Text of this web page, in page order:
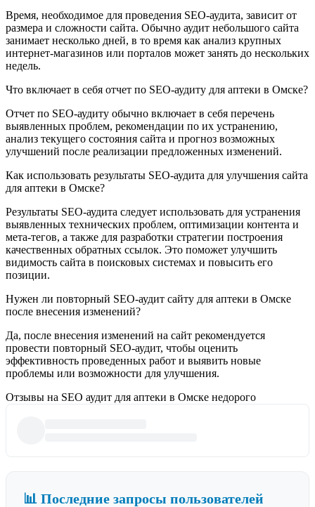
Время, необходимое для проведения SEO-аудита, зависит от
размера и сложности сайта. Обычно аудит небольшого сайта
занимает несколько дней, в то время как анализ крупных
интернет-магазинов или порталов может занять до нескольких
недель.
Что включает в себя отчет по SEO-аудиту для аптеки в Омске?
Отчет по SEO-аудиту обычно включает в себя перечень
выявленных проблем, рекомендации по их устранению,
анализ текущего состояния сайта и прогноз возможных
улучшений после реализации предложенных изменений.
Как использовать результаты SEO-аудита для улучшения сайта
для аптеки в Омске?
Результаты SEO-аудита следует использовать для устранения
выявленных технических проблем, оптимизации контента и
мета-тегов, а также для разработки стратегии построения
качественных обратных ссылок. Это поможет улучшить
видимость сайта в поисковых системах и повысить его
позиции.
Нужен ли повторный SEO-аудит сайту для аптеки в Омске
после внесения изменений?
Да, после внесения изменений на сайт рекомендуется
провести повторный SEO-аудит, чтобы оценить
эффективность проведенных работ и выявить новые
проблемы или возможности для улучшения.
Отзывы на SEO аудит для аптеки в Омске недорого
📊 Последние запросы пользователей